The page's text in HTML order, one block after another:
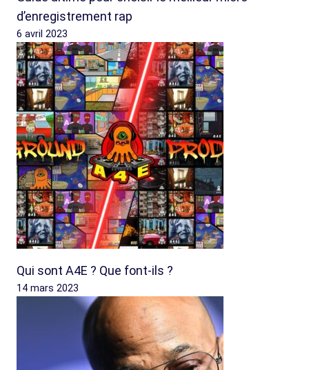
d’enregistrement rap
6 avril 2023
Qui sont A4E ? Que font-ils ?
14 mars 2023